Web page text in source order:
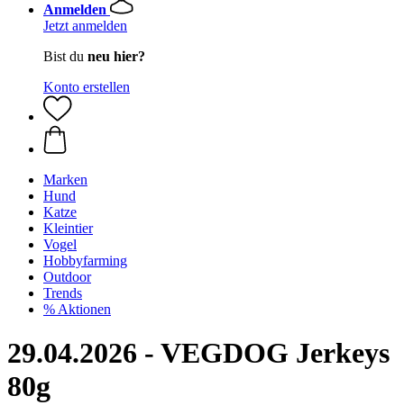
Anmelden
Jetzt anmelden
Bist du neu hier?
Konto erstellen
Marken
Hund
Katze
Kleintier
Vogel
Hobbyfarming
Outdoor
Trends
% Aktionen
29.04.2026 - VEGDOG Jerkeys
80g